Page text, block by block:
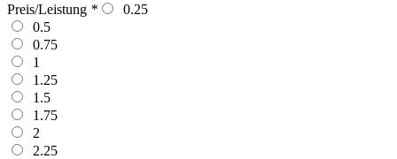
Preis/Leistung *
0.25
0.5
0.75
1
1.25
1.5
1.75
2
2.25